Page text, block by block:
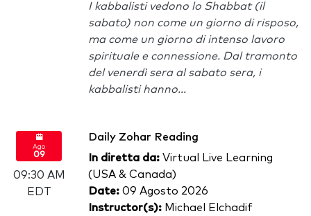
I kabbalisti vedono lo Shabbat (il
sabato) non come un giorno di risposo,
ma come un giorno di intenso lavoro
spirituale e connessione. Dal tramonto
del venerdì sera al sabato sera, i
kabbalisti hanno...
Ago
09
09:30 AM
EDT
Daily Zohar Reading
In diretta da: Virtual Live Learning
(USA & Canada)
Date: 09 Agosto 2026
Instructor(s): Michael Elchadif